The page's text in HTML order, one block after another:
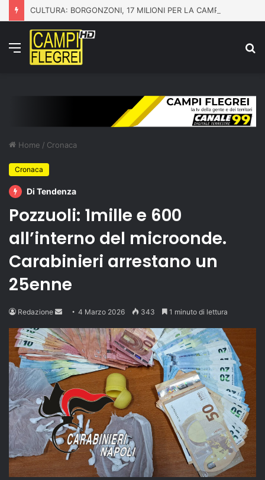
Menu
Home / Cronaca
Cronaca
Di Tendenza
Pozzuoli: 1mille e 600
all’interno del microonde.
Carabinieri arrestano un
25enne
Redazione
Send
email
4 Marzo 2026 343 1 minuto di lettura